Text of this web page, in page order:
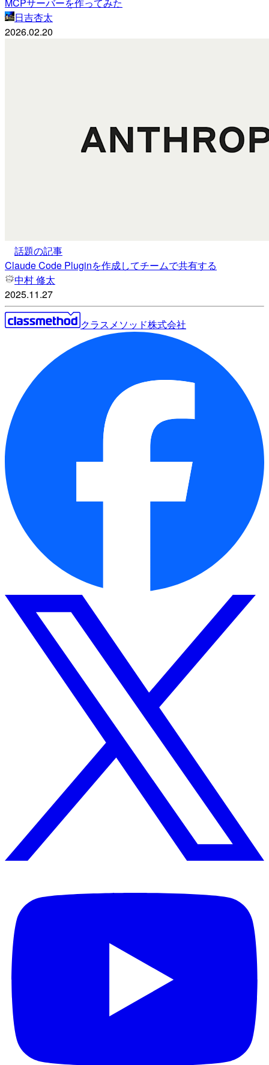
日吉杏太
2026.02.20
話題の記事
Claude Code Pluginを作成してチームで共有する
中村 修太
2025.11.27
クラスメソッド株式会社